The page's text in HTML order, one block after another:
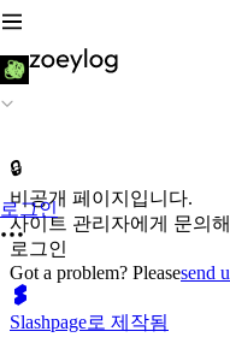
로그인
🔒
비공개 페이지입니다.
사이트 관리자에게 문의
로그인
Got a problem? Pleasesend
Slashpage로 제작됨